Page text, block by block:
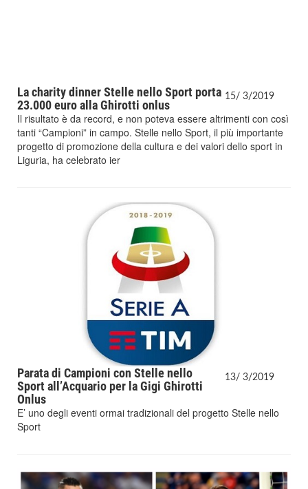
15/ 3/2019
La charity dinner Stelle nello Sport porta
23.000 euro alla Ghirotti onlus
Il risultato è da record, e non poteva essere altrimenti con così
tanti “Campioni” in campo. Stelle nello Sport, il più importante
progetto di promozione della cultura e dei valori dello sport in
Liguria, ha celebrato ier
13/ 3/2019
Parata di Campioni con Stelle nello
Sport all’Acquario per la Gigi Ghirotti
Onlus
E’ uno degli eventi ormai tradizionali del progetto Stelle nello
Sport